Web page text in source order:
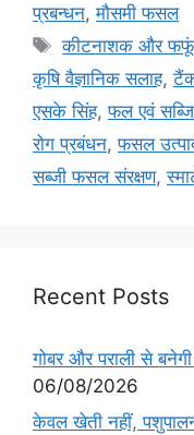
प्रबन्धन,मौसमी फसल
कीटनाशक और
कृषि वैज्ञानिक सलाह,
एसके सिंह,फल एवं
रोग प्रबंधन,फसल
सब्जी फसल संरक्षण,
Recent Posts
गोबर और पराली से
06/08/2026
केवल खेती नहीं,